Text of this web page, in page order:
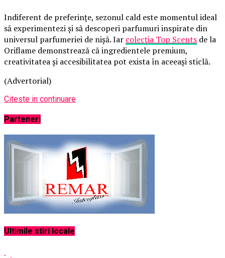
Indiferent de preferințe, sezonul cald este momentul ideal
să experimentezi și să descoperi parfumuri inspirate din
universul parfumeriei de nișă. Iar colecția Top Scents de la
Oriflame demonstrează că ingredientele premium,
creativitatea și accesibilitatea pot exista în aceeași sticlă.
(Advertorial)
Citeste in continuare
Parteneri
Ultimile stiri locale